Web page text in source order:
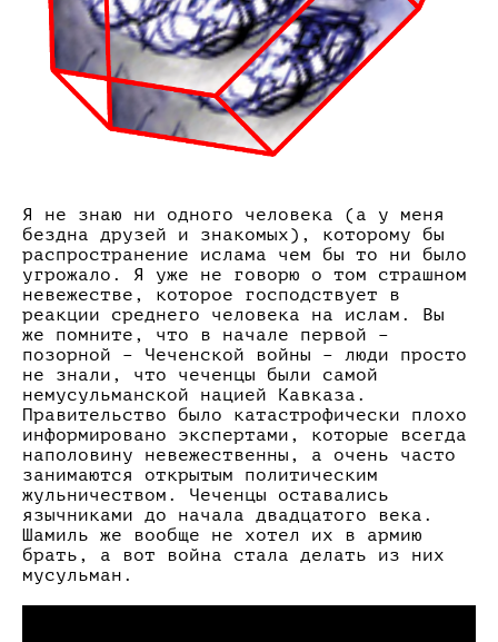
Я не знаю ни одного человека (а у меня
бездна друзей и знакомых), которому бы
распространение ислама чем бы то ни было
угрожало. Я уже не говорю о том страшном
невежестве, которое господствует в
реакции среднего человека на ислам. Вы
же помните, что в начале первой –
позорной – Чеченской войны – люди просто
не знали, что чеченцы были самой
немусульманской нацией Кавказа.
Правительство было катастрофически плохо
информировано экспертами, которые всегда
наполовину невежественны, а очень часто
занимаются открытым политическим
жульничеством. Чеченцы оставались
язычниками до начала двадцатого века.
Шамиль же вообще не хотел их в армию
брать, а вот война стала делать из них
мусульман.